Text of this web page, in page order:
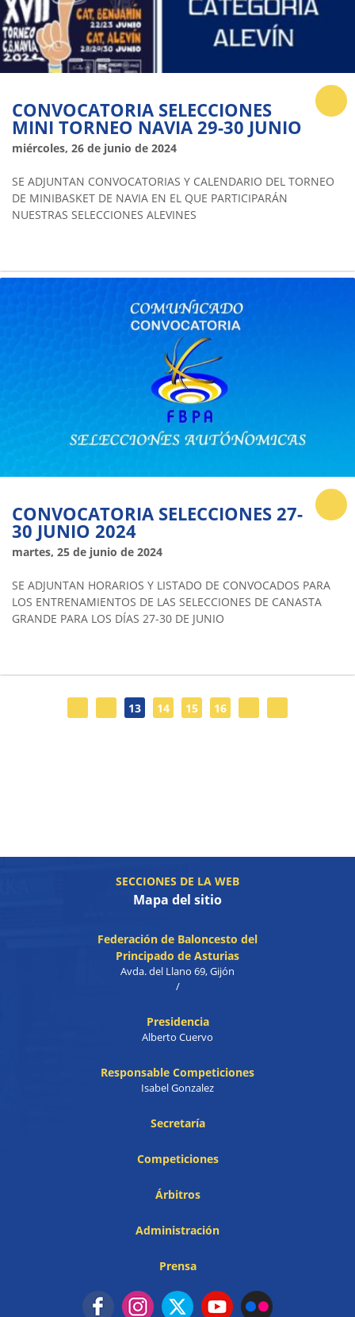
CONVOCATORIA SELECCIONES
MINI TORNEO NAVIA 29-30 JUNIO
miércoles, 26 de junio de 2024
SE ADJUNTAN CONVOCATORIAS Y CALENDARIO DEL TORNEO
DE MINIBASKET DE NAVIA EN EL QUE PARTICIPARÁN
NUESTRAS SELECCIONES ALEVINES
CONVOCATORIA SELECCIONES 27-
30 JUNIO 2024
martes, 25 de junio de 2024
SE ADJUNTAN HORARIOS Y LISTADO DE CONVOCADOS PARA
LOS ENTRENAMIENTOS DE LAS SELECCIONES DE CANASTA
GRANDE PARA LOS DÍAS 27-30 DE JUNIO
13 14 15 16
SECCIONES DE LA WEB
Mapa del sitio
Federación de Baloncesto del
Principado de Asturias
Avda. del Llano 69, Gijón
/
Presidencia
Alberto Cuervo
Responsable Competiciones
Isabel Gonzalez
Secretaría
Competiciones
Árbitros
Administración
Prensa